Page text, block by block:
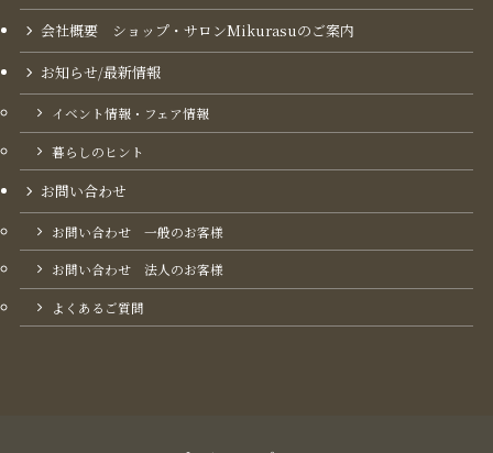
会社概要 ショップ・サロンMikurasuのご案内​
お知らせ/最新情報
イベント情報・フェア情報
暮らしのヒント
お問い合わせ
お問い合わせ 一般のお客様
お問い合わせ 法人のお客様
よくあるご質問